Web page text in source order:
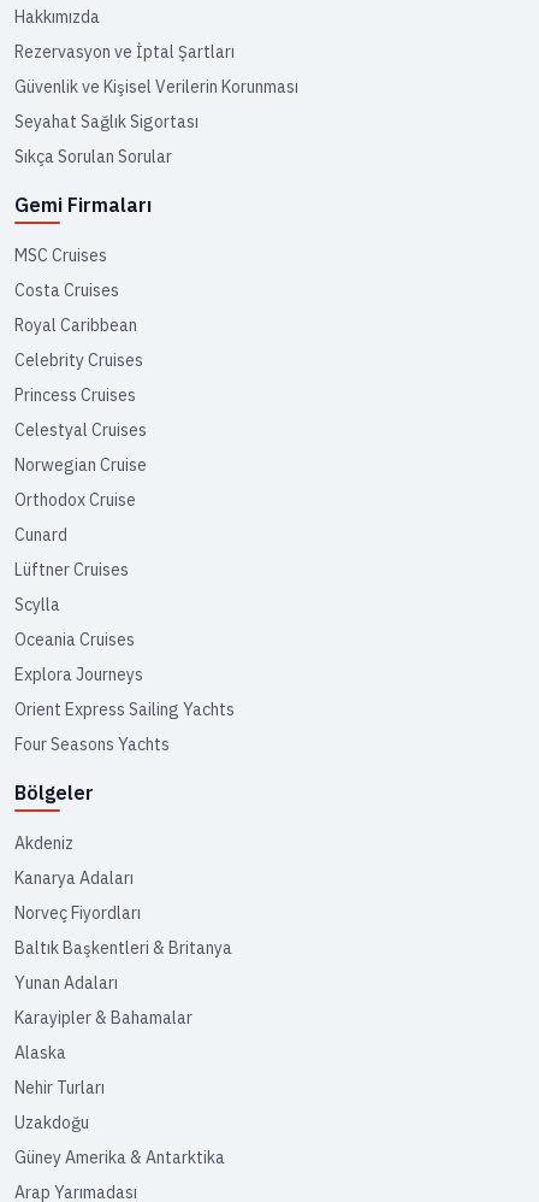
Hakkımızda
Rezervasyon ve İptal Şartları
Güvenlik ve Kişisel Verilerin Korunması
Seyahat Sağlık Sigortası
Sıkça Sorulan Sorular
Gemi Firmaları
MSC Cruises
Costa Cruises
Royal Caribbean
Celebrity Cruises
Princess Cruises
Celestyal Cruises
Norwegian Cruise
Orthodox Cruise
Cunard
Lüftner Cruises
Scylla
Oceania Cruises
Explora Journeys
Orient Express Sailing Yachts
Four Seasons Yachts
Bölgeler
Akdeniz
Kanarya Adaları
Norveç Fiyordları
Baltık Başkentleri & Britanya
Yunan Adaları
Karayipler & Bahamalar
Alaska
Nehir Turları
Uzakdoğu
Güney Amerika & Antarktika
Arap Yarımadası